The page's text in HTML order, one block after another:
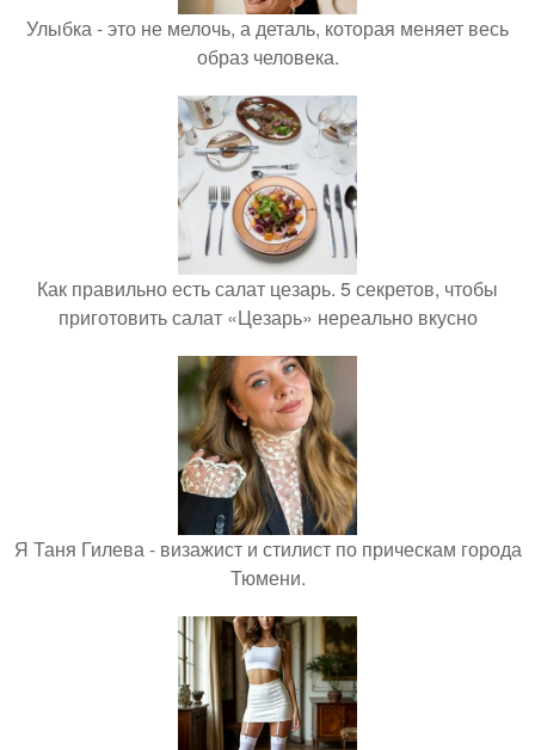
Улыбка - это не мелочь, а деталь, которая меняет весь
образ человека.
Как правильно есть салат цезарь. 5 секретов, чтобы
приготовить салат «Цезарь» нереально вкусно
Я Таня Гилева - визажист и стилист по прическам города
Тюмени.